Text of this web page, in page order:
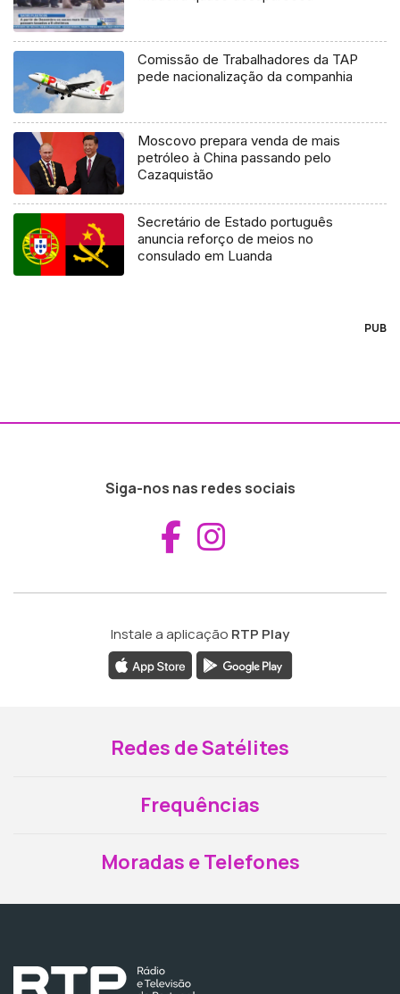
Comissão de Trabalhadores da TAP
pede nacionalização da companhia
Moscovo prepara venda de mais
petróleo à China passando pelo
Cazaquistão
Secretário de Estado português
anuncia reforço de meios no
consulado em Luanda
PUB
Siga-nos nas redes sociais
Aceder ao
Instale a aplicação RTP Play
Redes de Satélites
Frequências
Moradas e Telefones